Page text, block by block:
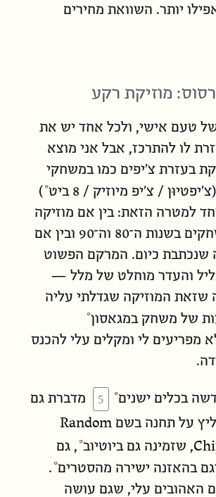
יותר. השוואת מחירים
של טעם אישי, ולכל אחדיש את
לולהתרכז, אבל אני מוצא
בעזרת צ׳יפים כמו במשחקי
צ׳יפטיוּן / צ׳יפ מיוזיק / 8 ביט
)
למטרה הזאת: בין אם מוזיקה
שנכתבה למשחקים בשנות ה־80 וה־90 ובין אם
שנכתבת כיום. המרקם הפשוט
והעדר מוחלט של מלל —
שזאת המוזיקה שגדלתי עליה
של משחק במגאסון
לי ומקלים עלי להכנס
בכלים ישנים
מדברת גם
על תחנה בשם Random
, שזמינה גם ביוטיוב , גם
גם בהאזנה ישירה מהסטרים .
האהובים עלי, שגם עושה